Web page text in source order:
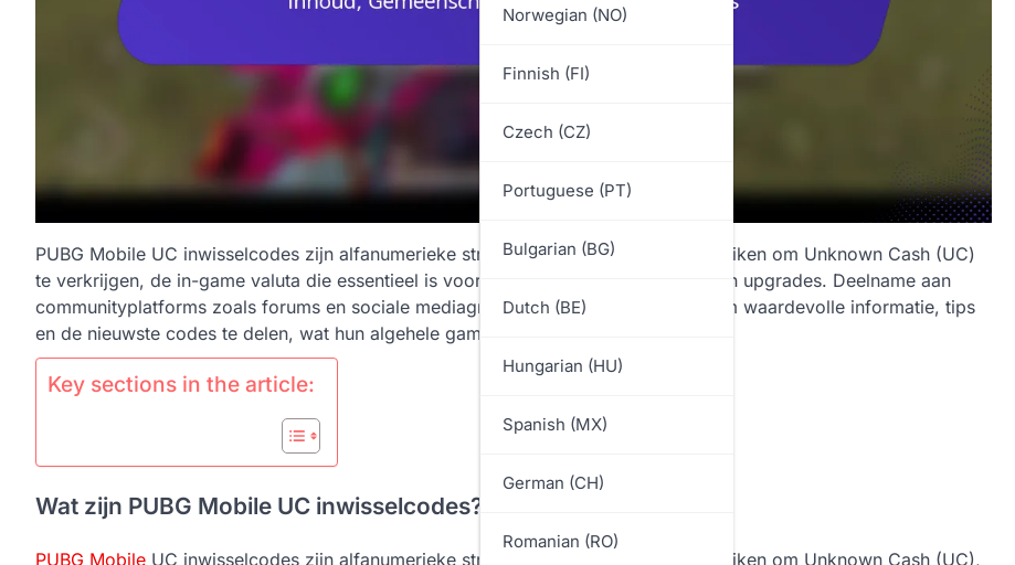
Norwegian (NO)
Finnish (FI)
Czech (CZ)
Portuguese (PT)
Bulgarian (BG)
Dutch (BE)
Hungarian (HU)
Spanish (MX)
German (CH)
Romanian (RO)
PUBG Mobile UC inwisselcodes zijn alfanumerieke strings die spelers kunnen gebruiken om Unknown Cash (UC)
te verkrijgen, de in-game valuta die essentieel is voor het ontgrendelen van items en upgrades. Deelname aan
communityplatforms zoals forums en sociale mediagroepen stelt spelers in staat om waardevolle informatie, tips
en de nieuwste codes te delen, wat hun algehele game-ervaring verbetert.
Key sections in the article:
Wat zijn PUBG Mobile UC inwisselcodes?
PUBG Mobile UC inwisselcodes zijn alfanumerieke strings die spelers kunnen gebruiken om Unknown Cash (UC),